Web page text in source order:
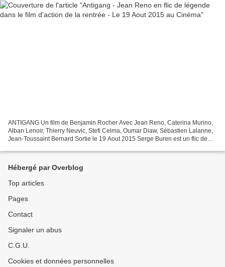
ANTIGANG Un film de Benjamin Rocher Avec Jean Reno, Caterina Murino,
Alban Lenoir, Thierry Neuvic, Stefi Celma, Oumar Diaw, Sébastien Lalanne,
Jean-Toussaint Bernard Sortie le 19 Aout 2015 Serge Buren est un flic de
Hébergé par Overblog
Top articles
Pages
Contact
Signaler un abus
C.G.U.
Cookies et données personnelles